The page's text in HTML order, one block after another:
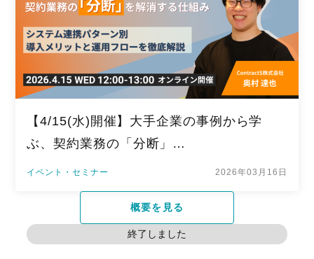
【4/15(水)開催】大手企業の事例から学
ぶ、契約業務の「分断」…
イベント・セミナー 2026年03月16日
概要を見る
終了しました